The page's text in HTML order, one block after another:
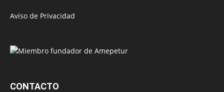
Aviso de Privacidad
CONTACTO